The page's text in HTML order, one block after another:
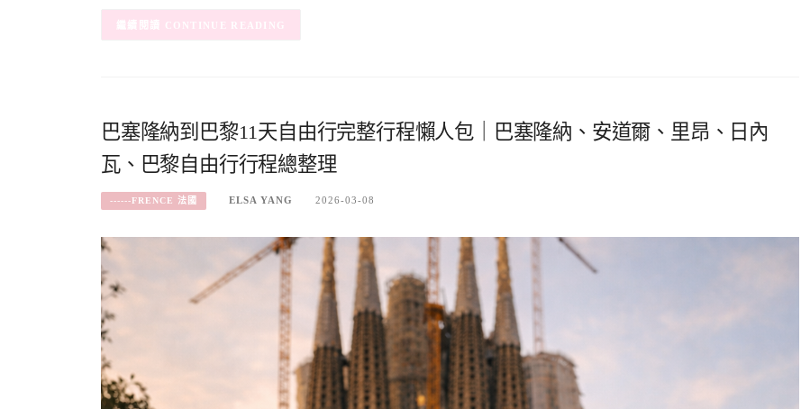
CONTINUE READING
巴塞隆納到巴黎11天自由行完整行程懶人包｜巴塞隆納、安道爾、里昂、日內
瓦、巴黎自由行行程總整理
------FRENCE 法國 ELSA YANG 2026-03-08